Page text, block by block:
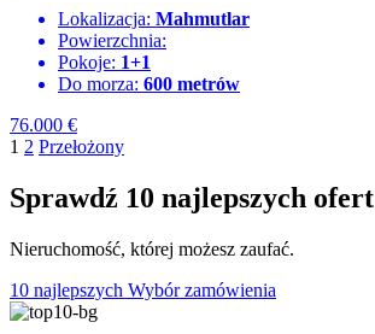
Lokalizacja: Mahmutlar
Powierzchnia:
Pokoje: 1+1
Do morza: 600 metrów
76.000 €
1 2 Przełożony
Sprawdź 10 najlepszych ofert
Nieruchomość, której możesz zaufać.
10 najlepszych Wybór zamówienia